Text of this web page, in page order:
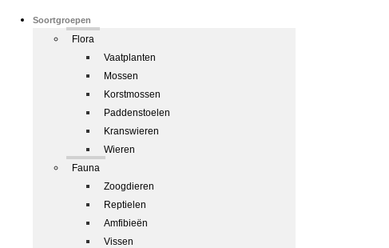
Soortgroepen
Flora
Vaatplanten
Mossen
Korstmossen
Paddenstoelen
Kranswieren
Wieren
Fauna
Zoogdieren
Reptielen
Amfibieën
Vissen